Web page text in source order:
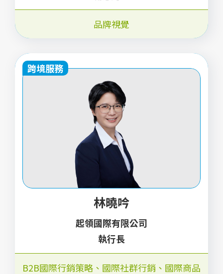
品牌視覺
跨境服務
林曉吟
起領國際有限公司
執行長
B2B國際行銷策略、國際社群行銷、國際商品